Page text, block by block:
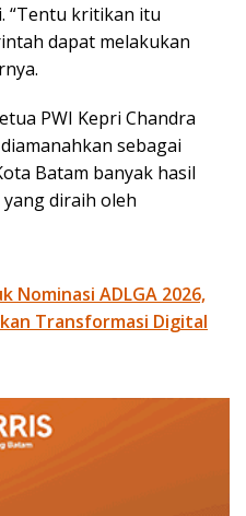
“Tentu kritikan itu
dapat melakukan
PWI Kepri Chandra
sebagai
Batam banyak hasil
diraih oleh
Nominasi ADLGA 2026,
Transformasi Digital